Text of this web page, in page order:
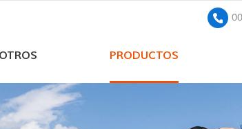
PRODUCTOS